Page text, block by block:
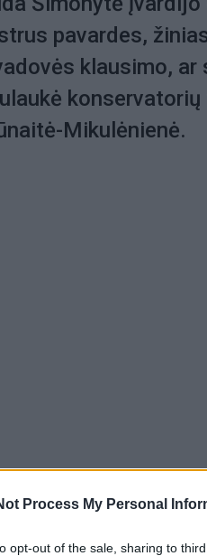
Process My Personal
opt-out of the sale, sharing to
pavardes,
klausimo,
Mikulėnienė.
žmogus ir, jeigu reikės
– naujienų